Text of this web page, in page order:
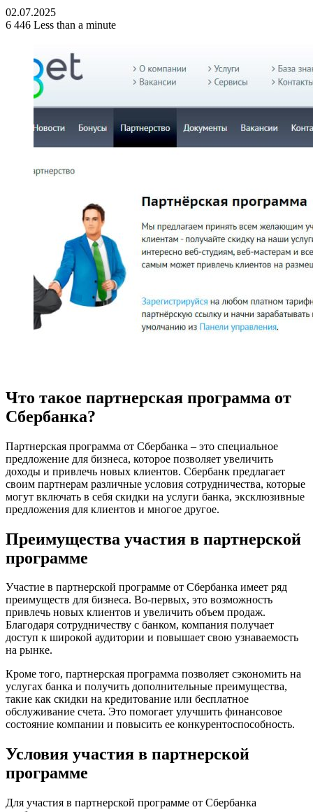
02.07.2025
6 446 Less than a minute
Что такое партнерская программа от
Сбербанка?
Партнерская программа от Сбербанка – это специальное
предложение для бизнеса, которое позволяет увеличить
доходы и привлечь новых клиентов. Сбербанк предлагает
своим партнерам различные условия сотрудничества, которые
могут включать в себя скидки на услуги банка, эксклюзивные
предложения для клиентов и многое другое.
Преимущества участия в партнерской
программе
Участие в партнерской программе от Сбербанка имеет ряд
преимуществ для бизнеса. Во-первых, это возможность
привлечь новых клиентов и увеличить объем продаж.
Благодаря сотрудничеству с банком, компания получает
доступ к широкой аудитории и повышает свою узнаваемость
на рынке.
Кроме того, партнерская программа позволяет сэкономить на
услугах банка и получить дополнительные преимущества,
такие как скидки на кредитование или бесплатное
обслуживание счета. Это помогает улучшить финансовое
состояние компании и повысить ее конкурентоспособность.
Условия участия в партнерской
программе
Для участия в партнерской программе от Сбербанка